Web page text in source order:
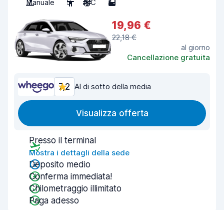
Manuale 5 A/C 5
19,96 €
22,18 €
al giorno
Cancellazione gratuita
7,2 Al di sotto della media
Visualizza offerta
Presso il terminal
Mostra i dettagli della sede
Deposito medio
Conferma immediata!
Chilometraggio illimitato
Paga adesso